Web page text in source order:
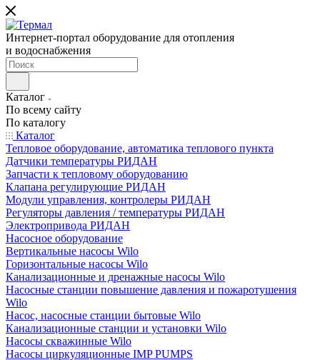
Интернет-портал оборудование для отопления
и водоснабжения
Каталог
По всему сайту
По каталогу
Каталог
Тепловое оборудование, автоматика теплового пункта
Датчики температуры РИДАН
Запчасти к тепловому оборудованию
Клапана регулирующие РИДАН
Модули управления, контролеры РИДАН
Регуляторы давления / температуры РИДАН
Электропривода РИДАН
Насосное оборудование
Вертикальные насосы Wilo
Горизонтальные насосы Wilo
Канализационные и дренажные насосы Wilo
Насосные станции повышение давления и пожаротушения
Wilo
Насос, насосные станции бытовые Wilo
Канализационные станции и установки Wilo
Насосы скважинные Wilo
Насосы циркуляционные IMP PUMPS